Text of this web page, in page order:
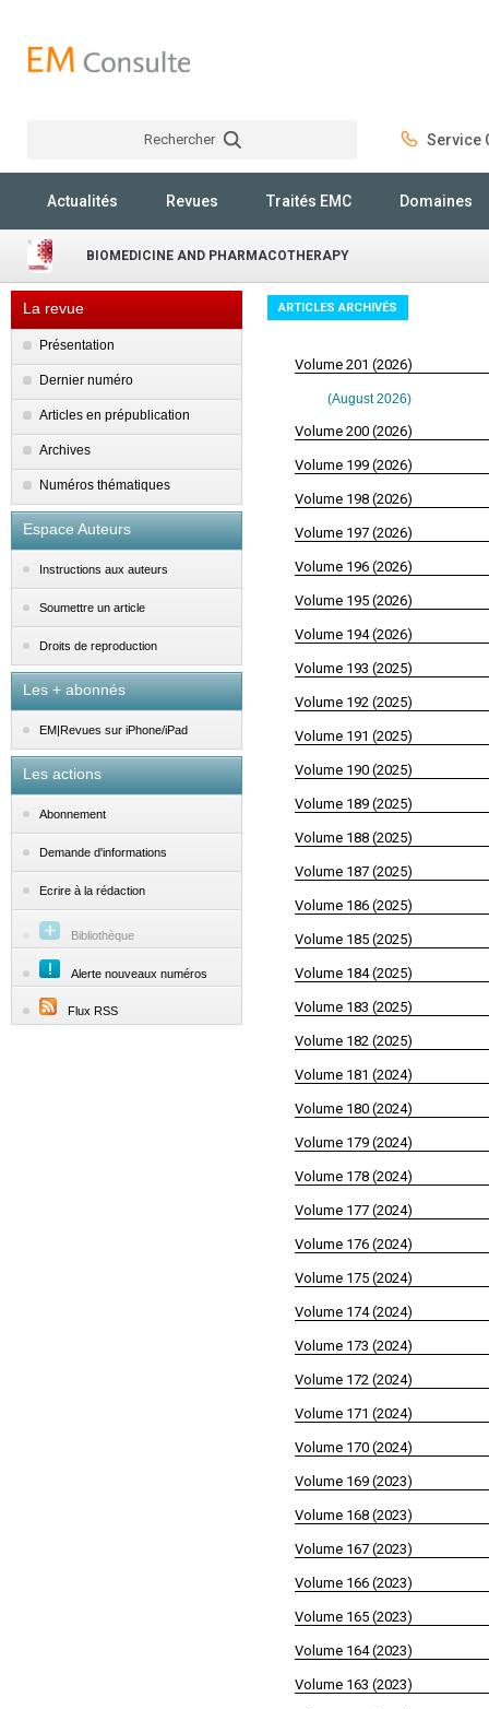
Rechercher Service
Actualités Revues Traités EMC Domaines
BIOMEDICINE AND PHARMACOTHERAPY
La revue
Présentation
Dernier numéro
Articles en prépublication
Archives
Numéros thématiques
Espace Auteurs
Instructions aux auteurs
Soumettre un article
Droits de reproduction
Les + abonnés
EM|Revues sur iPhone/iPad
Les actions
Abonnement
Demande d'informations
Ecrire à la rédaction
Bibliothèque
Alerte nouveaux numéros
Flux RSS
ARTICLES ARCHIVÉS
Volume 201 (2026)
(August 2026)
Volume 200 (2026)
Volume 199 (2026)
Volume 198 (2026)
Volume 197 (2026)
Volume 196 (2026)
Volume 195 (2026)
Volume 194 (2026)
Volume 193 (2025)
Volume 192 (2025)
Volume 191 (2025)
Volume 190 (2025)
Volume 189 (2025)
Volume 188 (2025)
Volume 187 (2025)
Volume 186 (2025)
Volume 185 (2025)
Volume 184 (2025)
Volume 183 (2025)
Volume 182 (2025)
Volume 181 (2024)
Volume 180 (2024)
Volume 179 (2024)
Volume 178 (2024)
Volume 177 (2024)
Volume 176 (2024)
Volume 175 (2024)
Volume 174 (2024)
Volume 173 (2024)
Volume 172 (2024)
Volume 171 (2024)
Volume 170 (2024)
Volume 169 (2023)
Volume 168 (2023)
Volume 167 (2023)
Volume 166 (2023)
Volume 165 (2023)
Volume 164 (2023)
Volume 163 (2023)